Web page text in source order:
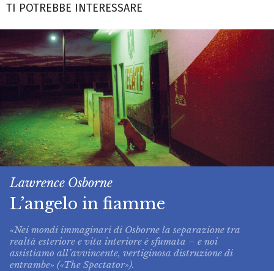
TI POTREBBE INTERESSARE
Lawrence Osborne
L’angelo in fiamme
«Nei mondi immaginari di Osborne la separazione tra
realtà esteriore e vita interiore è sfumata – e noi
assistiamo all’avvincente, vertiginosa distruzione di
entrambe» («The Spectator»).